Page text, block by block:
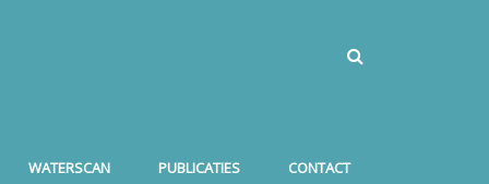
WATERSCAN PUBLICATIES CONTACT